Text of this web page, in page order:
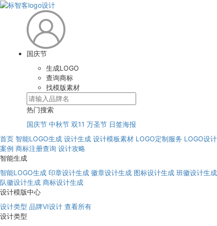
国庆节
生成LOGO
查询商标
找模版素材
热门搜索
国庆节 中秋节 双11 万圣节 日签海报
首页 智能LOGO生成 设计生成 设计模板素材 LOGO定制服务 LOGO设计
案例 商标注册查询 设计攻略
智能生成
智能LOGO生成 印章设计生成 徽章设计生成 图标设计生成 班徽设计生成
队徽设计生成 商标设计生成
设计模版中心
设计类型 品牌VI设计 查看所有
设计类型